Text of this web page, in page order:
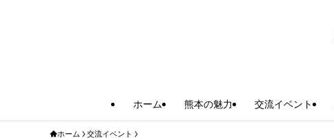
ホーム 熊本の魅力 交流イベント
ホーム 交流イベント